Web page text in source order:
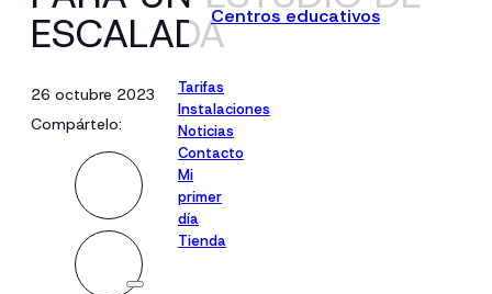
Centros educativos
Tarifas
Instalaciones
Noticias
Contacto
Mi
primer
día
Tienda
ESCALADA
26 octubre 2023
Compártelo: